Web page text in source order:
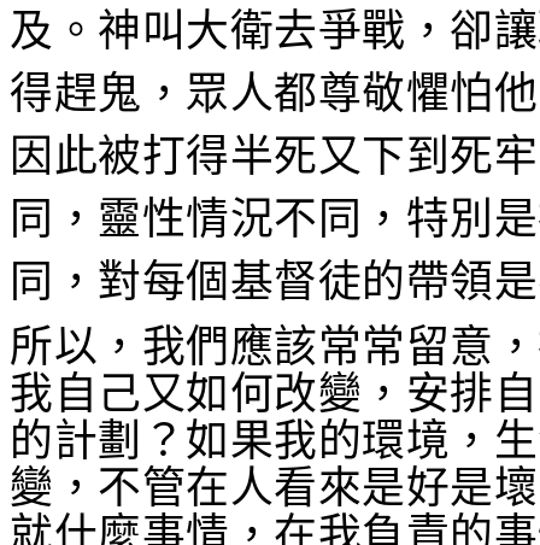
及。神叫大衛去爭戰，卻
得趕鬼，眾人都尊敬懼怕
因此被打得半死又下到死
同，靈性情況不同，特別
同，對每個基督徒的帶領
所以，我們應該常常留意
我自己又如何改變，安排
的計劃？如果我的環境，
變，不管在人看來是好是
就什麼事情，在我負責的